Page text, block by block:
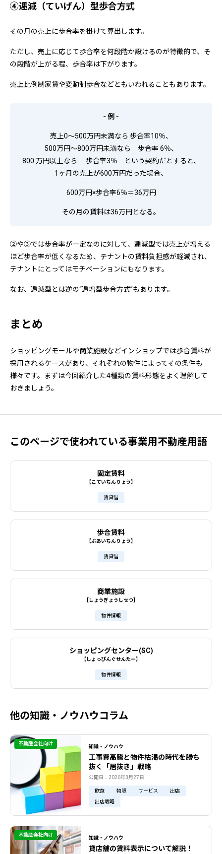
④逓減（ていげん）型歩合方式
その月の売上に歩合率を掛けて算出します。
ただし、売上に応じて歩合率を何段階か設けるのが特徴的で、そ
の段階が上がる程、歩合率は下がります。
売上比例制家賃や変動制歩合などともいわれることもあります。
- 例 -
売上0～500万円未満なら 歩合率10％、
500万円～800万円未満なら 歩合率 6％、
800 万円以上なら 歩合率3％ という契約だとすると、
1ヶ月の売上が600万円だった場合、
600万円×歩合率6％＝36万円
その月の賃料は36万円となる。
②や③では歩合率が一定なのに対して、逓減型では売上が増える
ほど歩合率が低くなるため、テナントの賃料負担感が軽減され、
テナントにとってはモチベーションにもなります。
なお、逓減型とは逆の“逓増型歩合方式”もあります。
まとめ
ショッピングモールや商業施設などインショップでは歩合賃料が
採用されるケースがあり、それぞれの物件によってその条件も
様々です。まずは今回紹介した4種類の賃料形態をよく理解して
おきましょう。
このページで使われている事業用不動産用語
固定賃料
【こていちんりょう】
賃貸借
歩合賃料
【ぶあいちんりょう】
賃貸借
商業施設
【しょうぎょうしせつ】
物件情報
ショッピングセンター(SC)
【しょっぴんぐせんたー】
物件情報
他の知識・ノウハウコラム
知識・ノウハウ
工事費高騰と物件枯渇の時代を勝ち
抜く「居抜き」戦略
公開日：2026年3月27日
飲食 物販 サービス
出店
出店戦略
不動産会社向け
知識・ノウハウ
貸店舗の賃料表示について解説！
不動産会社向け